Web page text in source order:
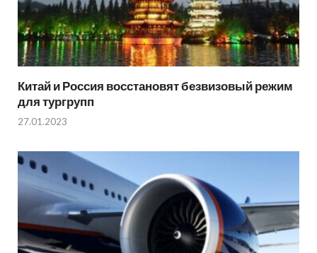
Китай и Россия восстановят безвизовый режим
для тургрупп
27.01.2023